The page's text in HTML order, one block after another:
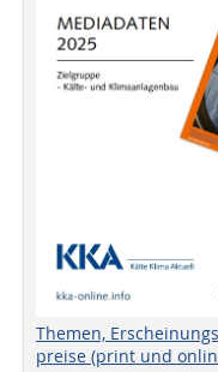
Themen,
preise (print und